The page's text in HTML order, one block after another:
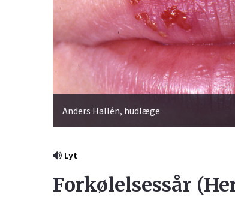
Anders Hallén, hudlæge
Lyt
Forkølelsessår